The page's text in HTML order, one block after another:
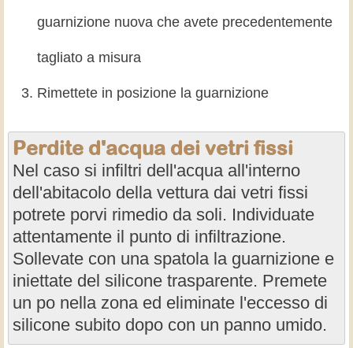
guarnizione nuova che avete precedentemente
tagliato a misura
Rimettete in posizione la guarnizione
Perdite d'acqua dei vetri fissi
Nel caso si infiltri dell'acqua all'interno
dell'abitacolo della vettura dai vetri fissi
potrete porvi rimedio da soli. Individuate
attentamente il punto di infiltrazione.
Sollevate con una spatola la guarnizione e
iniettate del silicone trasparente. Premete
un po nella zona ed eliminate l'eccesso di
silicone subito dopo con un panno umido.